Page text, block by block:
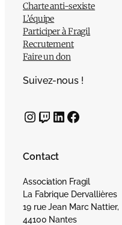
Charte anti-sexiste
L’équipe
Participer à Fragil
Recrutement
Faire un don
Suivez-nous !
InstagramTwitch LinkedIn Facebook
Contact
Association Fragil
La Fabrique Dervallières
19 rue Jean Marc Nattier,
44100 Nantes